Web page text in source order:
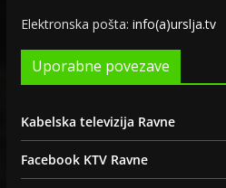
Elektronska pošta: info(a)urslja.tv
Uporabne povezave
Kabelska televizija Ravne
Facebook KTV Ravne